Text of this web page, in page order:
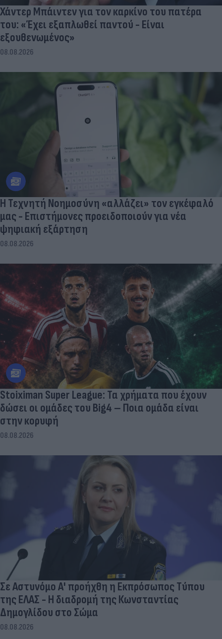
Χάντερ Μπάιντεν για τον καρκίνο του πατέρα
του: «Έχει εξαπλωθεί παντού - Είναι
εξουθενωμένος»
08.08.2026
Η Τεχνητή Νοημοσύνη «αλλάζει» τον εγκέφαλό
μας - Eπιστήμονες προειδοποιούν για νέα
ψηφιακή εξάρτηση
08.08.2026
Stoiximan Super League: Τα χρήματα που έχουν
δώσει οι ομάδες του Big4 – Ποια ομάδα είναι
στην κορυφή
08.08.2026
Σε Αστυνόμο Α' προήχθη η Εκπρόσωπος Τύπου
της ΕΛΑΣ - Η διαδρομή της Κωνσταντίας
Δημογλίδου στο Σώμα
08.08.2026